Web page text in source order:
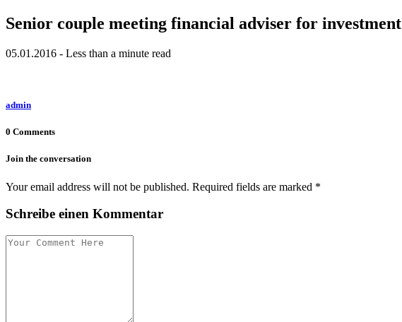
Senior couple meeting financial adviser for investment
05.01.2016 - Less than a minute read
admin
0 Comments
Join the conversation
Your email address will not be published. Required fields are marked *
Schreibe einen Kommentar